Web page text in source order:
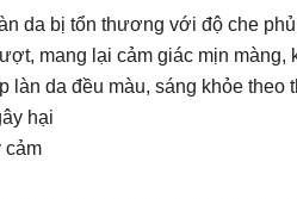
da bị tổn thương với độ che
mang lại cảm giác mịn
làn da đều màu, sáng khỏe theo
hại
cảm